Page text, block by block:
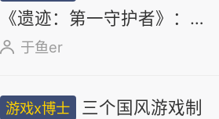
《遗迹：第一守护者》：求
求了，别再做类魂了
于鱼er
游戏x博士
三个国风游戏制